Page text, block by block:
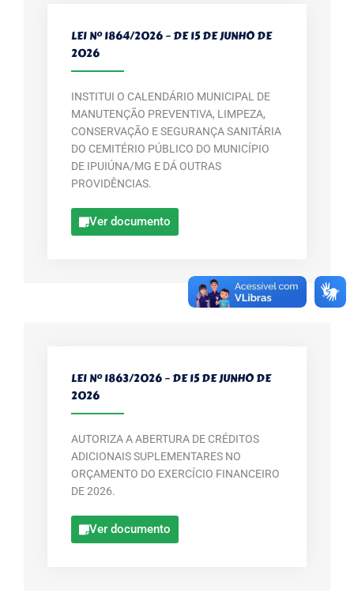
LEI Nº 1864/2026 – DE 15 DE JUNHO DE
2026
INSTITUI O CALENDÁRIO MUNICIPAL DE
MANUTENÇÃO PREVENTIVA, LIMPEZA,
CONSERVAÇÃO E SEGURANÇA SANITÁRIA
DO CEMITÉRIO PÚBLICO DO MUNICÍPIO
DE IPUIÚNA/MG E DÁ OUTRAS
PROVIDÊNCIAS.
Ver documento
LEI Nº 1863/2026 – DE 15 DE JUNHO DE
2026
AUTORIZA A ABERTURA DE CRÉDITOS
ADICIONAIS SUPLEMENTARES NO
ORÇAMENTO DO EXERCÍCIO FINANCEIRO
DE 2026.
Ver documento